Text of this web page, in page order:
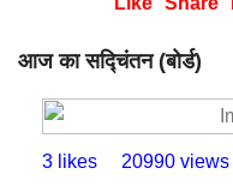
आज का सद्चिंतन (बोर्ड)
3 likes 20990 views